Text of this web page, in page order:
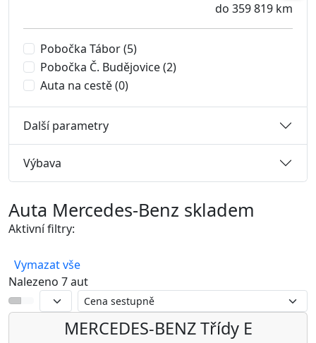
do 359 819 km
Pobočka Tábor(5)
Pobočka Č. Budějovice(2)
Auta na cestě(0)
Další parametry
Výbava
Auta Mercedes-Benz skladem
Aktivní filtry:
Vymazat vše
Nalezeno 7 aut
MERCEDES-BENZTřídy E